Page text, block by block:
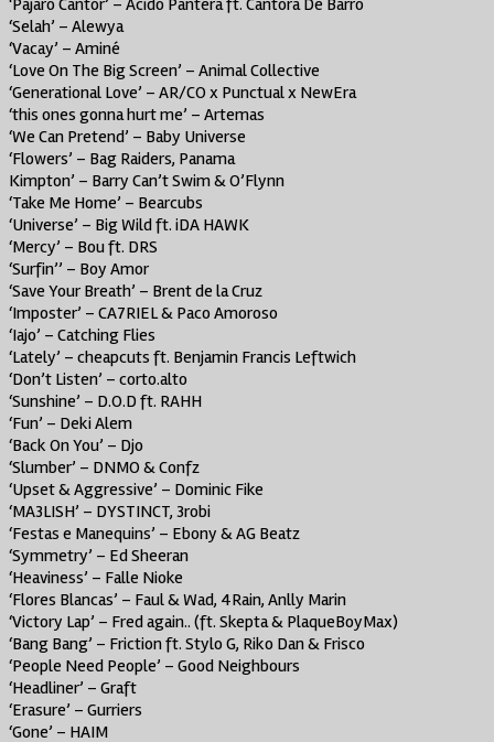
‘Pájaro Cantor’ ­– Ácido Pantera ft. Cantora De Barro
‘Selah’ – Alewya
‘Vacay’ – Aminé
‘Love On The Big Screen’ – Animal Collective
‘Generational Love’ – AR/CO x Punctual x NewEra
‘this ones gonna hurt me’ – Artemas
‘We Can Pretend’ – Baby Universe
‘Flowers’ – Bag Raiders, Panama
Kimpton’ – Barry Can’t Swim & O’Flynn
‘Take Me Home’ – Bearcubs
‘Universe’ – Big Wild ft. iDA HAWK
‘Mercy’ – Bou ft. DRS
‘Surfin’’ – Boy Amor
‘Save Your Breath’ – Brent de la Cruz
‘Imposter’ – CA7RIEL & Paco Amoroso
‘Iajo’ – Catching Flies
‘Lately’ – cheapcuts ft. Benjamin Francis Leftwich
‘Don’t Listen’ – corto.alto
‘Sunshine’ – D.O.D ft. RAHH
‘Fun’ – Deki Alem
‘Back On You’ – Djo
‘Slumber’ – DNMO & Confz
‘Upset & Aggressive’ – Dominic Fike
‘MA3LISH’ – DYSTINCT, 3robi
‘Festas e Manequins’ – Ebony & AG Beatz
‘Symmetry’ – Ed Sheeran
‘Heaviness’ – Falle Nioke
‘Flores Blancas’ – Faul & Wad, 4Rain, Anlly Marin
‘Victory Lap’ – Fred again.. (ft. Skepta & PlaqueBoyMax)
‘Bang Bang’ – Friction ft. Stylo G, Riko Dan & Frisco
‘People Need People’ – Good Neighbours
‘Headliner’ – Graft
‘Erasure’ – Gurriers
‘Gone’ – HAIM